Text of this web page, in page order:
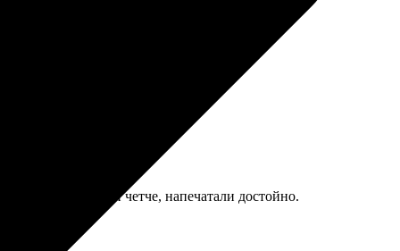
но те, что были четче, напечатали достойно.